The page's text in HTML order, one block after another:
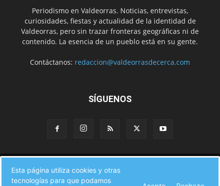
Periodismo en Valdeorras. Noticias, entrevistas,
curiosidades, fiestas y actualidad de la identidad de
Valdeorras, pero sin trazar fronteras geográficas ni de
contenido. La esencia de un pueblo está en su gente.
Contáctanos: redaccion@valdeorrasdecerca.com
SÍGUENOS
A pie de calle
Fiestas Eventos Cultura
Esta página utiliza cookies y otras
tecnologías para que podamos